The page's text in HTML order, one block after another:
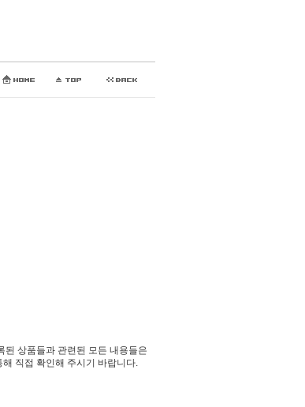
된 상품들과 관련된 모든 내용들은
직접 확인해 주시기 바랍니다.​